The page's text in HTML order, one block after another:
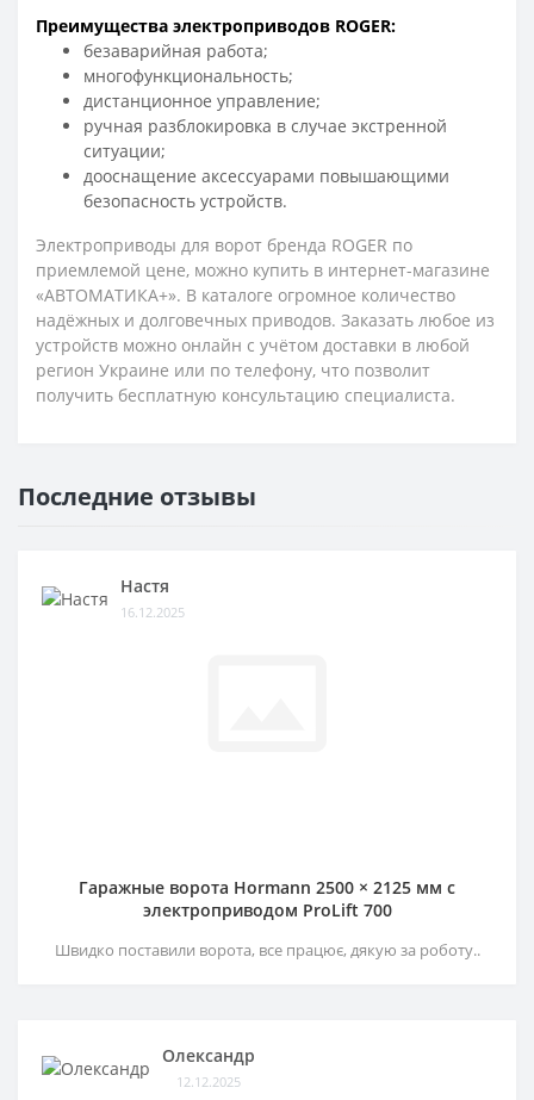
Преимущества электроприводов ROGER:
безаварийная работа;
многофункциональность;
дистанционное управление;
ручная разблокировка в случае экстренной
ситуации;
дооснащение аксессуарами повышающими
безопасность устройств.
Электроприводы для ворот бренда ROGER по
приемлемой цене, можно купить в интернет-магазине
«АВТОМАТИКА+». В каталоге огромное количество
надёжных и долговечных приводов. Заказать любое из
устройств можно онлайн с учётом доставки в любой
регион Украине или по телефону, что позволит
получить бесплатную консультацию специалиста.
Последние отзывы
Настя
16.12.2025
Гаражные ворота Hormann 2500 × 2125 мм c
электроприводом ProLift 700
Швидко поставили ворота, все працює, дякую за роботу..
Олександр
12.12.2025